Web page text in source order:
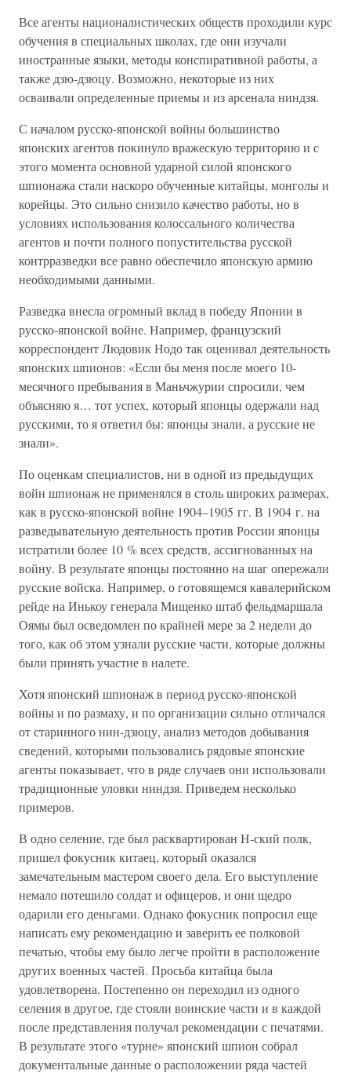
Все агенты националистических обществ проходили курс
обучения в специальных школах, где они изучали
иностранные языки, методы конспиративной работы, а
также дзю-дзюцу. Возможно, некоторые из них
осваивали определенные приемы и из арсенала ниндзя.
С началом русско-японской войны большинство
японских агентов покинуло вражескую территорию и с
этого момента основной ударной силой японского
шпионажа стали наскоро обученные китайцы, монголы и
корейцы. Это сильно снизило качество работы, но в
условиях использования колоссального количества
агентов и почти полного попустительства русской
контрразведки все равно обеспечило японскую армию
необходимыми данными.
Разведка внесла огромный вклад в победу Японии в
русско-японской войне. Например, французский
корреспондент Людовик Нодо так оценивал деятельность
японских шпионов: «Если бы меня после моего 10-
месячного пребывания в Маньчжурии спросили, чем
объясняю я… тот успех, который японцы одержали над
русскими, то я ответил бы: японцы знали, а русские не
знали».
По оценкам специалистов, ни в одной из предыдущих
войн шпионаж не применялся в столь широких размерах,
как в русско-японской войне 1904–1905 гг. В 1904 г. на
разведывательную деятельность против России японцы
истратили более 10 % всех средств, ассигнованных на
войну. В результате японцы постоянно на шаг опережали
русские войска. Например, о готовящемся кавалерийском
рейде на Инькоу генерала Мищенко штаб фельдмаршала
Оямы был осведомлен по крайней мере за 2 недели до
того, как об этом узнали русские части, которые должны
были принять участие в налете.
Хотя японский шпионаж в период русско-японской
войны и по размаху, и по организации сильно отличался
от старинного нин-дзюцу, анализ методов добывания
сведений, которыми пользовались рядовые японские
агенты показывает, что в ряде случаев они использовали
традиционные уловки ниндзя. Приведем несколько
примеров.
В одно селение, где был расквартирован Н-ский полк,
пришел фокусник китаец, который оказался
замечательным мастером своего дела. Его выступление
немало потешило солдат и офицеров, и они щедро
одарили его деньгами. Однако фокусник попросил еще
написать ему рекомендацию и заверить ее полковой
печатью, чтобы ему было легче пройти в расположение
других военных частей. Просьба китайца была
удовлетворена. Постепенно он переходил из одного
селения в другое, где стояли воинские части и в каждой
после представления получал рекомендации с печатями.
В результате этого «турне» японский шпион собрал
документальные данные о расположении ряда частей